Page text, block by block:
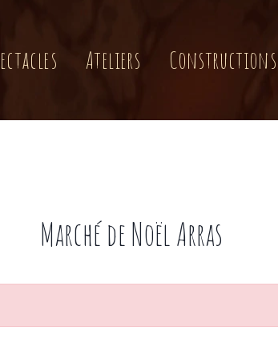
Ateliers Constructions
Marché de Noël Arras